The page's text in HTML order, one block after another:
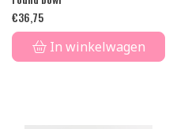
€36,75
In winkelwagen